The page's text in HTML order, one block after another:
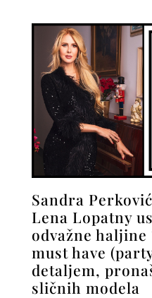
Sandra
Lena Lopatny
odvažne haljine
must have
detaljem,
sličnih modela